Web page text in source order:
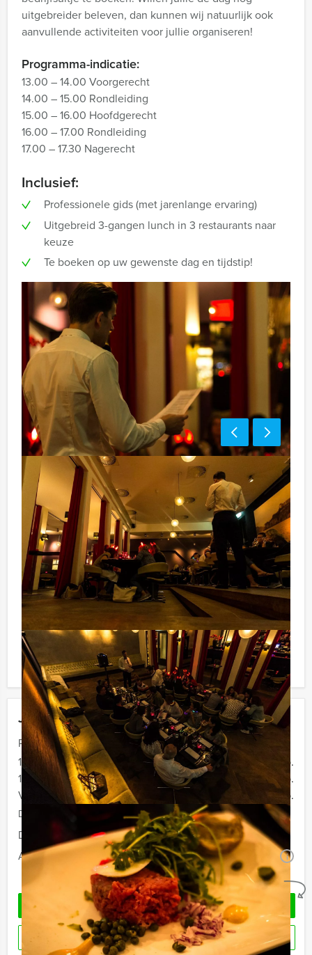
Jouw uitje
Prijs :
12 - 15 personen
€ 62,50 p.p.
16 - 29 personen
€ 59,50 p.p.
Vanaf 30 personen
€ 56,50 p.p.
De prijzen zijn exclusief BTW
Duur:
4 uur en 30 minuten
Aantal:
Minimaal 12 personen i
Geheel vrijblijvend
OFFERTE AANVRAGEN
RESERVEREN
uitgebreider beleven, dan kunnen wij natuurlijk ook
aanvullende activiteiten voor jullie organiseren!
Programma-indicatie:
13.00 – 14.00 Voorgerecht
14.00 – 15.00 Rondleiding
15.00 – 16.00 Hoofdgerecht
16.00 – 17.00 Rondleiding
17.00 – 17.30 Nagerecht
Inclusief:
Professionele gids (met jarenlange ervaring)
Uitgebreid 3-gangen lunch in 3 restaurants naar
keuze
Te boeken op uw gewenste dag en tijdstip!
Optioneel:
Niet telkens uw knip hoeven trekken om uw drankje af
te rekenen? Voor € 13,50 per persoon per uur dat u in
het restaurant doorbrengt (excl. BTW) kunt u
gebruikmaken van het drankarrangement, waarbij u
onbeperkt kunt genieten van bier, fris, huiswijn, koffie
en thee. En…zo komt u ook achteraf niet voor
verrassingen te staan!
Komt u niet aan het minimale aantal deelnemers? Als u
bereid bent voor het minimale aantal te betalen, kunt u
ook gewoon voor minder personen boeken!